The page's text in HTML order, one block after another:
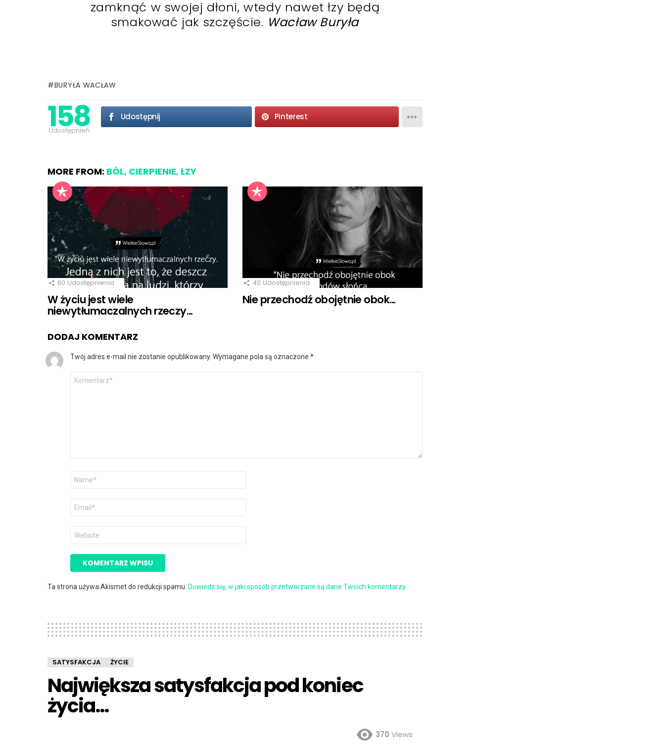
zamknąć w swojej dłoni, wtedy nawet łzy będą
smakować jak szczęście. Wacław Buryła
BURYŁA WACŁAW
158
Udostępnień
Udostępnij Pinterest
MORE FROM: BÓL, CIERPIENIE, ŁZY
60 Udostępnienia
W życiu jest wiele
niewytłumaczalnych rzeczy…
40 Udostępnienia
Nie przechodź obojętnie obok…
DODAJ KOMENTARZ
Twój adres e-mail nie zostanie opublikowany. Wymagane pola są oznaczone *
Komentarz
Nazwa
Adres
e-
mail
*
Witryna
internetowa
Ta strona używa Akismet do redukcji spamu. Dowiedz się, w jaki sposób przetwarzane są dane Twoich komentarzy.
SATYSFAKCJA ŻYCIE
Największa satysfakcja pod koniec
życia…
370 Views